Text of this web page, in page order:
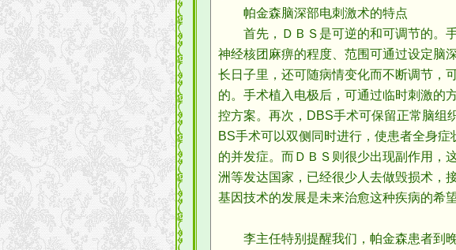
帕金森脑深部电刺激术的特点
首先，ＤＢＳ是可逆的和可调节的。手
神经核团麻痹的程度、范围可通过设定脑
长日子里，还可随病情变化而不断调节，
的。手术植入电极后，可通过临时刺激的
控方案。再次，DBS手术可保留正常脑组
BS手术可以双侧同时进行，使患者全身
的并发症。而ＤＢＳ则很少出现副作用，
洲等发达国家，已经很少人去做毁损术，
基因技术的发展是未来治愈这种疾病的希
李主任特别提醒我们，帕金森患者到晚